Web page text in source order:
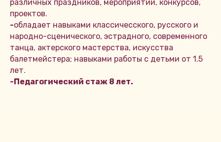
различных праздников, мероприятий, конкурсов,
проектов.
-обладает навыками классичесского, русского и
народно-сценического, эстрадного, современного
танца, актерского мастерства, искусства
балетмейстера; навыками работы с детьми от 1.5
лет.
-Педагогический стаж 8 лет.